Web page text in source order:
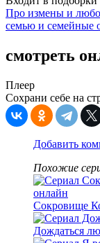
Про измены и
семью и семейные
смотреть
Плеер
Сохрани себе на
Добавить
Похожие
Сокровище
Дождаться